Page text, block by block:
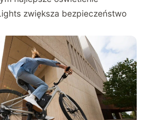
zwiększa bezpieczeństwo